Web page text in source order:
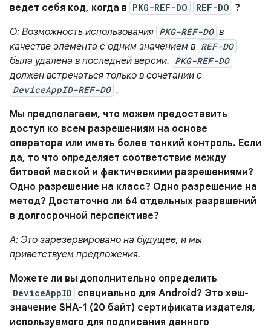
ведет себя код, когда в PKG-REF-DO REF-DO ?
О: Возможность использования PKG-REF-DO в
качестве элемента с одним значением в REF-DO
была удалена в последней версии. PKG-REF-DO
должен встречаться только в сочетании с
DeviceAppID-REF-DO .
Мы предполагаем, что можем предоставить
доступ ко всем разрешениям на основе
оператора или иметь более тонкий контроль. Если
да, то что определяет соответствие между
битовой маской и фактическими разрешениями?
Одно разрешение на класс? Одно разрешение на
метод? Достаточно ли 64 отдельных разрешений
в долгосрочной перспективе?
A: Это зарезервировано на будущее, и мы
приветствуем предложения.
Можете ли вы дополнительно определить
DeviceAppID специально для Android? Это хеш-
значение SHA-1 (20 байт) сертификата издателя,
используемого для подписания данного